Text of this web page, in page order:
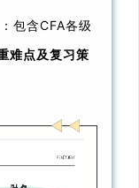
：包含CFA各级
难点及复习策